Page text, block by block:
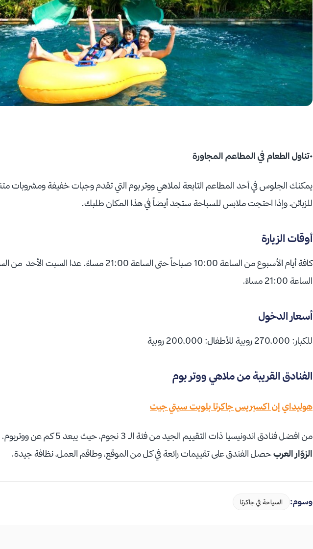
•تناول الطعام في المطاعم المجاورة
يمكنك الجلوس في أحد المطاعم التابعة لملاهي ووتر بوم التي تقدم وجبات خفيفة ومشروبات
للزبائن، وإذا احتجت ملابس للسباحة ستجد أيضاً في هذا المكان طلبك.
أوقات الزيارة
الساعة 21:00 مساءً.
أسعار الدخول
للكبار: 270،000 روبية للأطفال: 200،000 روبية
الفنادق القريبة من ملاهي ووتر بوم
هوليداي إن اكسبريس جاكرتا بلويت سيتي جيت
من افضل فنادق اندونيسيا ذات التقييم الجيد من فئة الـ 3 نجوم، حيث يبعد 5 كم عن ووتربوم.
الزوّار العربحصل الفندق على تقييمات رائعة في كل من الموقع، وطاقم العمل، نظافة جيدة.
وسوم: السياحة في جاكرتا